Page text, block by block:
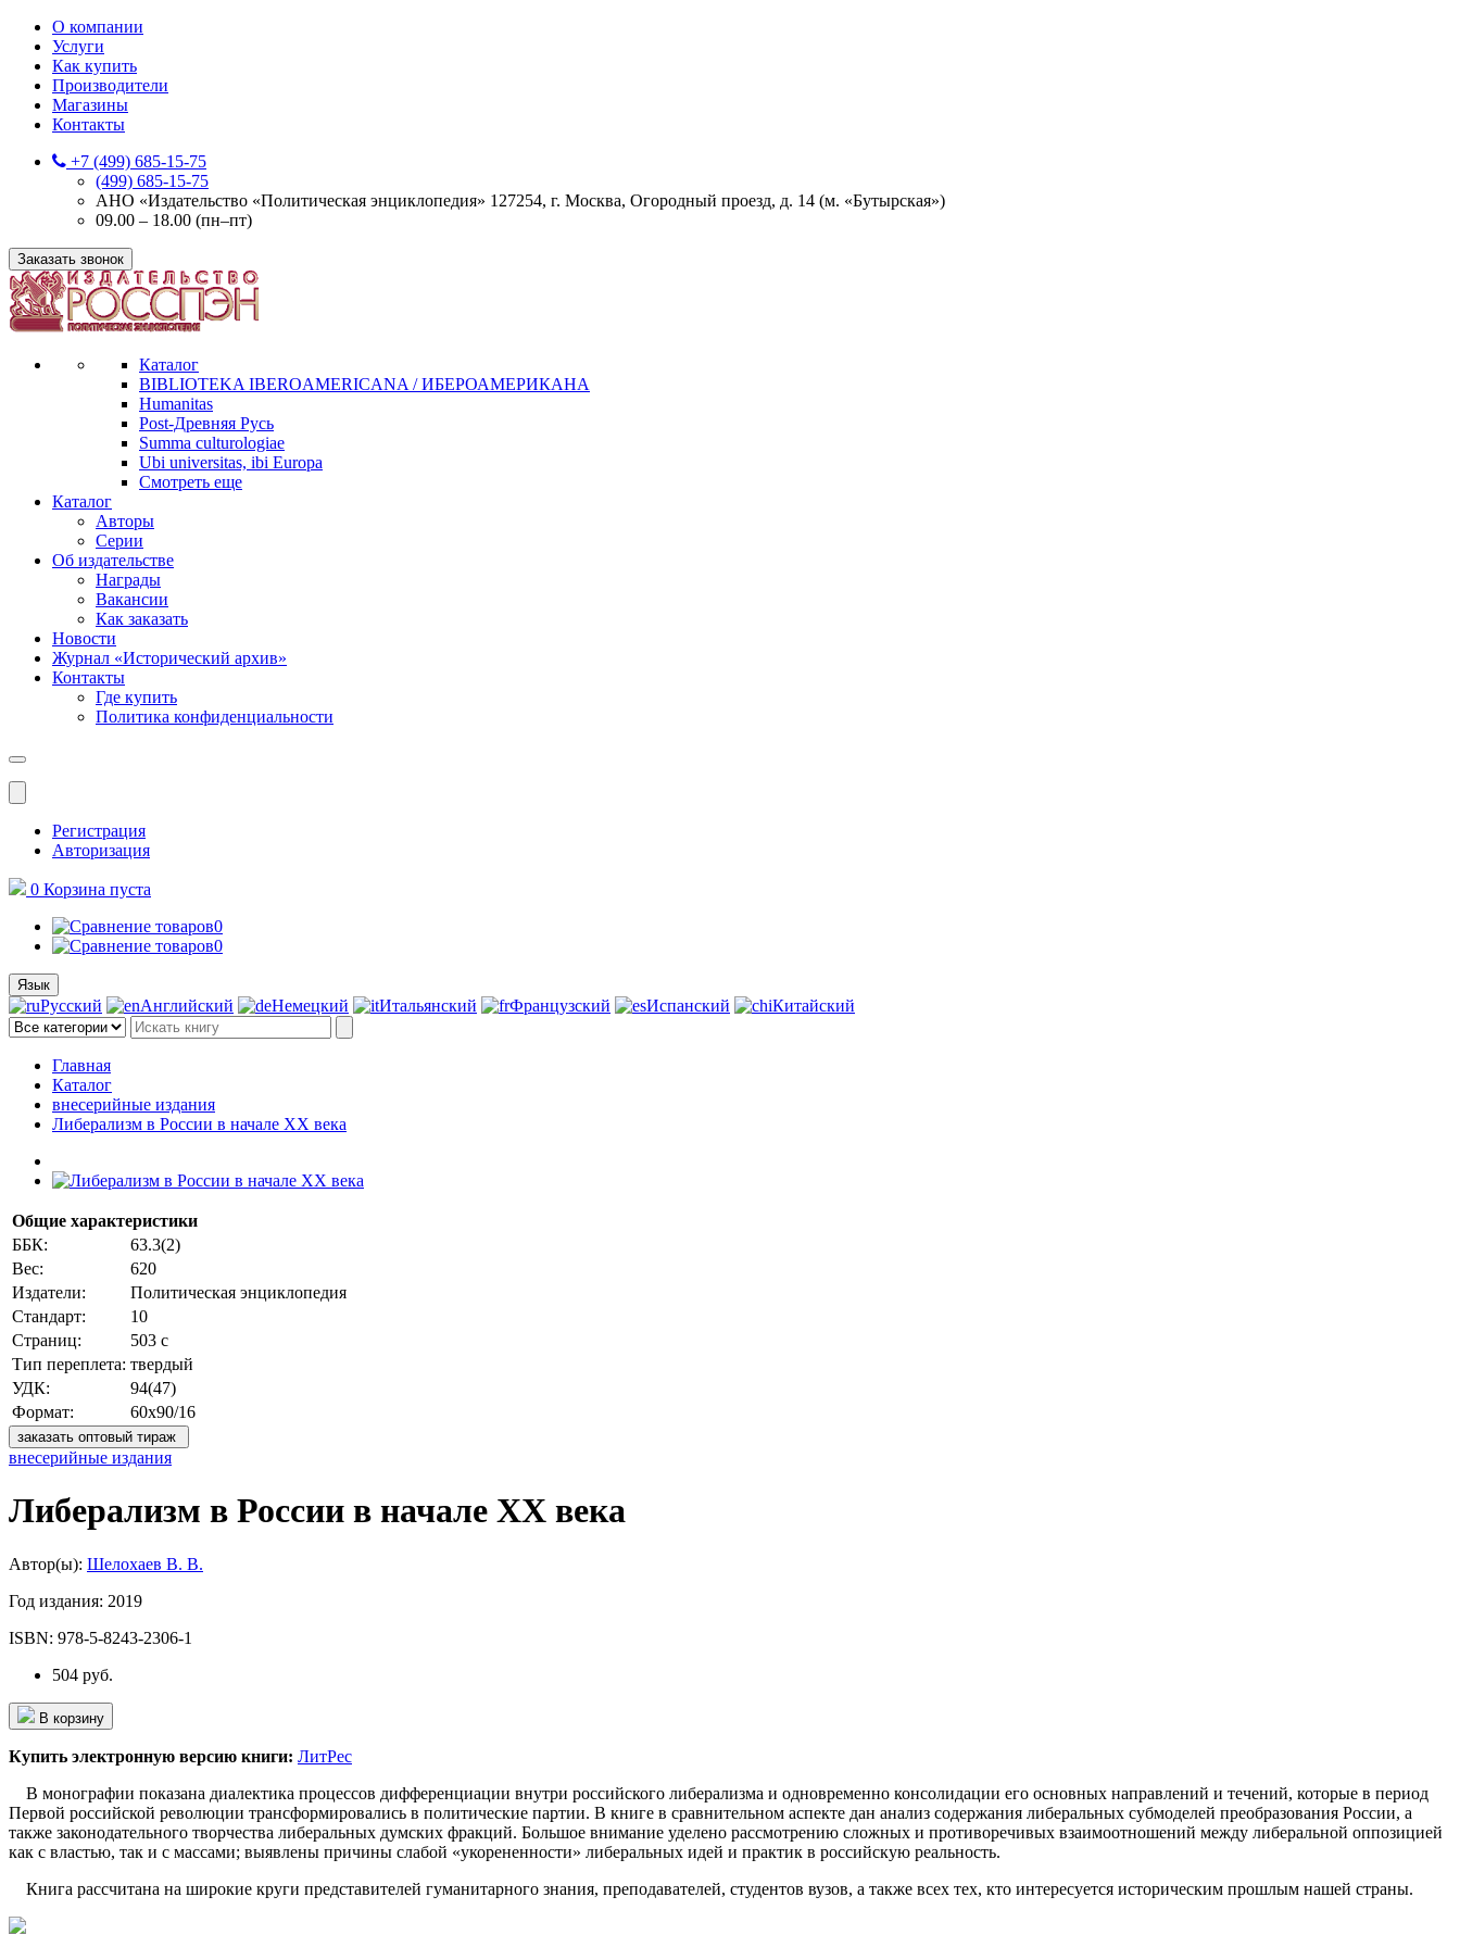
О компании
Услуги
Как купить
Производители
Магазины
Контакты
+7 (499) 685-15-75
(499) 685-15-75
АНО «Издательство «Политическая энциклопедия» 127254, г. Москва, Огородный проезд, д. 14 (м. «Бутырская»)
09.00 – 18.00 (пн–пт)
Заказать звонок
Каталог
BIBLIOTEKA IBEROAMERICANA / ИБЕРОАМЕРИКАНА
Humanitas
Post-Древняя Русь
Summa culturologiae
Ubi universitas, ibi Europa
Смотреть еще
Каталог
Авторы
Серии
Об издательстве
Награды
Вакансии
Как заказать
Новости
Журнал «Исторический архив»‎
Контакты
Где купить
Политика конфиденциальности
Меню
Регистрация
Авторизация
0 Корзина пуста
0
0
Язык
Русский Английский Немецкий Итальянский Французский Испанский Китайский
Главная
Каталог
внесерийные издания
Либерализм в России в начале ХХ века
Общие характеристики
ББК:
63.3(2)
Вес:
620
Издатели:
Политическая энциклопедия
Стандарт:
10
Страниц:
503 с
Тип переплета: твердый
УДК:
94(47)
Формат:
60х90/16
заказать оптовый тираж
внесерийные издания
Либерализм в России в начале ХХ века
Автор(ы): Шелохаев В. В.
Год издания: 2019
ISBN: 978-5-8243-2306-1
504 руб.
В корзину
Купить электронную версию книги: ЛитРес
В монографии показана диалектика процессов дифференциации внутри российского либерализма и одновременно консолидации его основных направлений и течений, которые в период
Первой российской революции трансформировались в политические партии. В книге в сравнительном аспекте дан анализ содержания либеральных субмоделей преобразования России, а
также законодательного творчества либеральных думских фракций. Большое внимание уделено рассмотрению сложных и противоречивых взаимоотношений между либеральной оппозицией
как с властью, так и с массами; выявлены причины слабой «укорененности» либеральных идей и практик в российскую реальность.
Книга рассчитана на широкие круги представителей гуманитарного знания, преподавателей, студентов вузов, а также всех тех, кто интересуется историческим прошлым нашей страны.